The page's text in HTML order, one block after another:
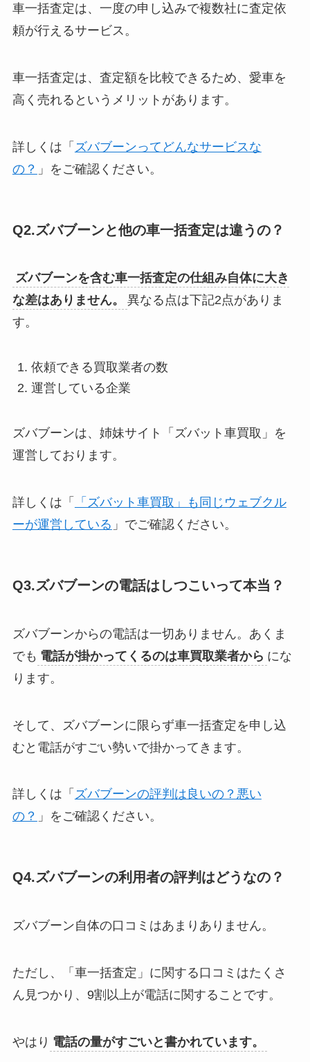
車一括査定は、一度の申し込みで複数社に査定依
頼が行えるサービス。
車一括査定は、査定額を比較できるため、愛車を
高く売れるというメリットがあります。
詳しくは「 ズバブーンってどんなサービスな
の？ 」をご確認ください。
Q2.ズバブーンと他の車一括査定は違うの？
ズバブーンを含む車一括査定の仕組み自体に大き
な差はありません。
異なる点は下記2点がありま
す。
依頼できる買取業者の数
運営している企業
ズバブーンは、姉妹サイト「ズバット車買取」を
運営しております。
詳しくは「
「ズバット車買取」も同じウェブクル
ーが運営している 」でご確認ください。
Q3.ズバブーンの電話はしつこいって本当？
ズバブーンからの電話は一切ありません。あくま
でも 電話が掛かってくるのは車買取業者から にな
ります。
そして、ズバブーンに限らず車一括査定を申し込
むと電話がすごい勢いで掛かってきます。
詳しくは「 ズバブーンの評判は良いの？悪い
の？ 」をご確認ください。
Q4.ズバブーンの利用者の評判はどうなの？
ズバブーン自体の口コミはあまりありません。
ただし、「車一括査定」に関する口コミはたくさ
ん見つかり、9割以上が電話に関することです。
やはり 電話の量がすごいと書かれています。